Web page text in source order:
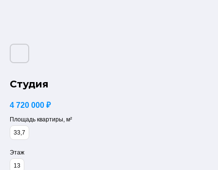
Студия
4 720 000 ₽
Площадь квартиры, м²
33,7
Этаж
13